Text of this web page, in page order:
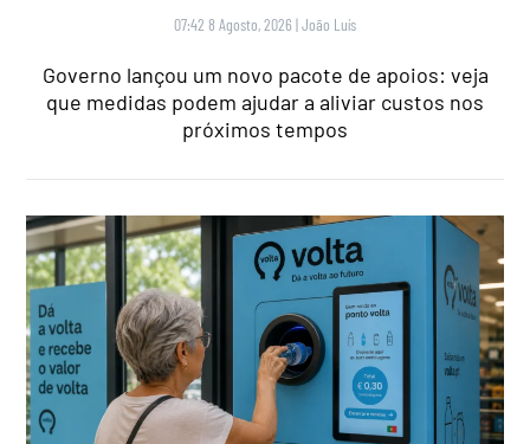
07:42 8 Agosto, 2026 |João Luís
Governo lançou um novo pacote de apoios: veja
que medidas podem ajudar a aliviar custos nos
próximos tempos